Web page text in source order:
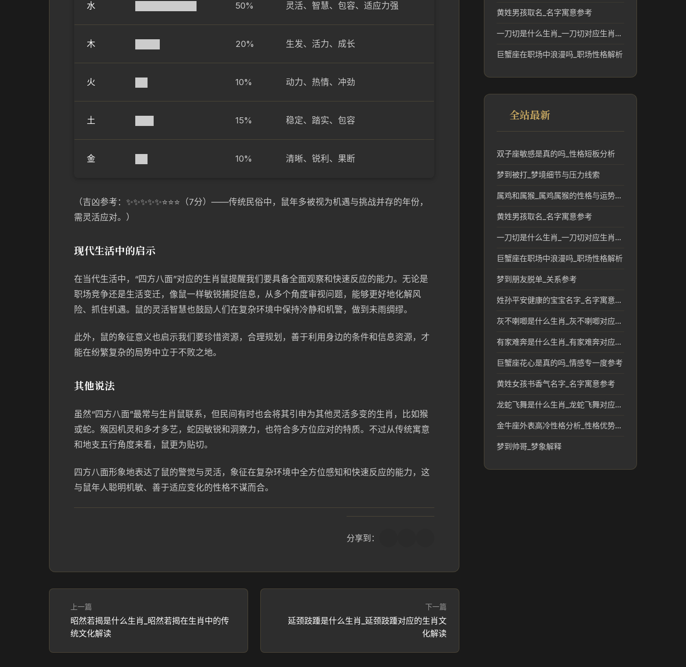
水 50% 灵活、智慧、包容、适应力强
木 20% 生发、活力、成长
火 10% 动力、热情、冲劲
土 15% 稳定、踏实、包容
金 10% 清晰、锐利、果断
（吉凶参考：✨✨✨✨✨⭐⭐⭐（7分）——传统民俗中，鼠年多被视为机遇与挑战并存的年份，
需灵活应对。）
现代生活中的启示
在当代生活中，“四方八面”对应的生肖鼠提醒我们要具备全面观察和快速反应的能力。无论是
职场竞争还是生活变迁，像鼠一样敏锐捕捉信息，从多个角度审视问题，能够更好地化解风
险、抓住机遇。鼠的灵活智慧也鼓励人们在复杂环境中保持冷静和机警，做到未雨绸缪。
此外，鼠的象征意义也启示我们要珍惜资源，合理规划，善于利用身边的条件和信息资源，才
能在纷繁复杂的局势中立于不败之地。
其他说法
虽然“四方八面”最常与生肖鼠联系，但民间有时也会将其引申为其他灵活多变的生肖，比如猴
或蛇。猴因机灵和多才多艺，蛇因敏锐和洞察力，也符合多方位应对的特质。不过从传统寓意
和地支五行角度来看，鼠更为贴切。
四方八面形象地表达了鼠的警觉与灵活，象征在复杂环境中全方位感知和快速反应的能力，这
与鼠年人聪明机敏、善于适应变化的性格不谋而合。
分享到：
上一篇
昭然若揭是什么生肖_昭然若揭在生肖中的传
统文化解读
下一篇
延颈跂踵是什么生肖_延颈跂踵对应的生肖文
化解读
黄姓男孩取名_名字寓意参考
一刀切是什么生肖_一刀切对应生肖民俗文化解读
巨蟹座在职场中浪漫吗_职场性格解析
全站最新
双子座敏感是真的吗_性格短板分析
梦到被打_梦境细节与压力线索
属鸡和属猴_属鸡属猴的性格与运势民俗解读
黄姓男孩取名_名字寓意参考
一刀切是什么生肖_一刀切对应生肖民俗文化解读
巨蟹座在职场中浪漫吗_职场性格解析
梦到朋友脱单_关系参考
姓孙平安健康的宝宝名字_名字寓意参考
灰不喇唧是什么生肖_灰不喇唧对应的生肖及文化含义分析
有家难奔是什么生肖_有家难奔对应的生肖及文化解读
巨蟹座花心是真的吗_情感专一度参考
黄姓女孩书香气名字_名字寓意参考
龙蛇飞舞是什么生肖_龙蛇飞舞对应的生肖文化解读
金牛座外表高冷性格分析_性格优势解析
梦到帅哥_梦象解释